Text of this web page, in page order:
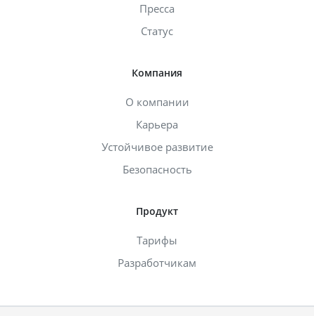
Пресса
Статус
Компания
О компании
Карьера
Устойчивое развитие
Безопасность
Продукт
Тарифы
Разработчикам